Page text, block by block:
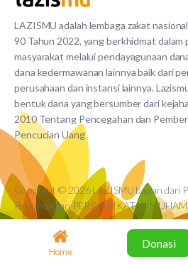
LAZISMU adalah lembaga zakat
90 Tahun 2022, yang berkhidmat dalam
masyarakat melalui pendayagunaan
dana kedermawanan lainnya baik dari
perusahaan dan instansi lainnya.
bentuk dana yang bersumber dari
2010 Tentang Pencegahan dan
Pencucian Uang
Copyright © 2026 LAZISMU bagian dari
Perkumpulan PERSYARIKATAN
Home
Donasi